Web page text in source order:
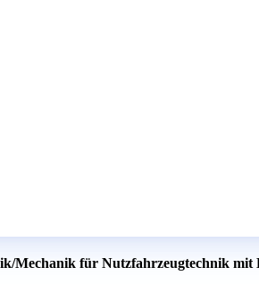
Mechanik für Nutzfahrzeugtechnik mit